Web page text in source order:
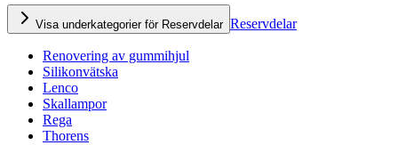
Visa underkategorier för Reservdelar Reservdelar
Renovering av gummihjul
Silikonvätska
Lenco
Skallampor
Rega
Thorens